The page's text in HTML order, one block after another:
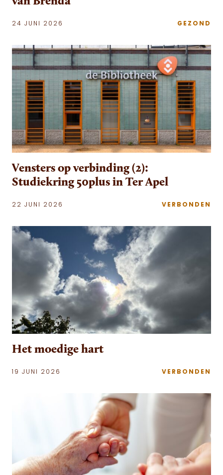
24 JUNI 2026 GEZOND
Vensters op verbinding (2):
Studiekring 50plus in Ter Apel
22 JUNI 2026 VERBONDEN
Het moedige hart
19 JUNI 2026 VERBONDEN